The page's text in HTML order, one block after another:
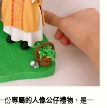
份專屬的人像公仔禮物 ，是一